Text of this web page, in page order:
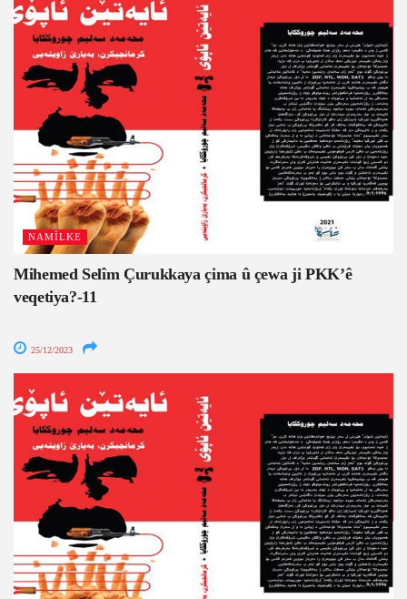
NAMÎLKE
Mihemed Selîm Çurukkaya çima û çewa ji PKK’ê
veqetiya?-11
25/12/2023